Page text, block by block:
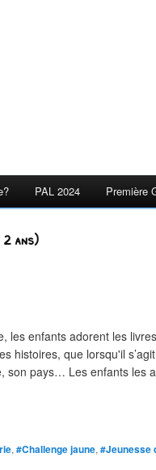
PAL 2024 Première
2 ans)
les enfants adorent les
histoires, que lorsqu'il
son pays… Les enfants les
, #Challenge jaune, #Jeunesse